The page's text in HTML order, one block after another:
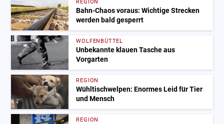
REGION
Bahn-Chaos voraus: Wichtige Strecken
werden bald gesperrt
WOLFENBÜTTEL
Unbekannte klauen Tasche aus
Vorgarten
REGION
Wühltischwelpen: Enormes Leid für Tier
und Mensch
REGION